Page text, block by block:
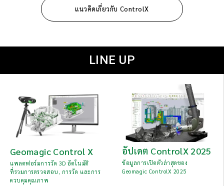
แนวคิดเกี่ยวกับ ControlX
LINE UP
Geomagic Control X
แพลตฟอร์มการวัด 3D อัตโนมัติ
ที่รวมการตรวจสอบ, การวัด และการ
ควบคุมคุณภาพ
อัปเดต ControlX 2025
ข้อมูลการเปิดตัวล่าสุดของ
Geomagic ControlX 2025